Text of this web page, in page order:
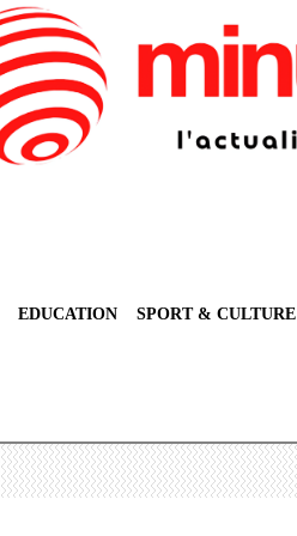
EDUCATION SPORT & CULTURE